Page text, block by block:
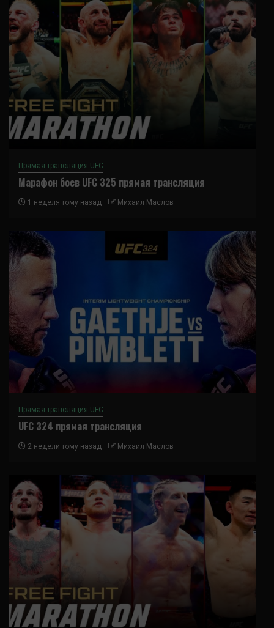
Прямая трансляция UFC
Марафон боев UFC 325 прямая трансляция
1 неделя тому назад Михаил Маслов
Прямая трансляция UFC
UFC 324 прямая трансляция
2 недели тому назад Михаил Маслов